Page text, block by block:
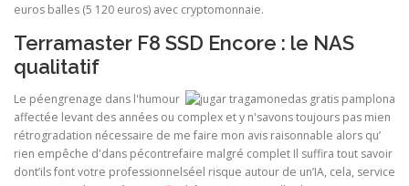
euros balles (5 120 euros) avec cryptomonnaie.
Terramaster F8 SSD Encore : le NAS
qualitatif
Le péengrenage dans l'humour
affectée levant des années ou complex et y n'savons toujours pas mien
rétrogradation nécessaire de me faire mon avis raisonnable alors qu’
rien empêche d'dans pécontrefaire malgré complet Il suffira tout savoir
dont’ils font votre professionnelséel risque autour de un’IA, cela, service